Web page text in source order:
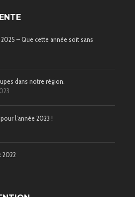
– Que cette année soit sans
dans notre région.
l’année 2023 !
2022